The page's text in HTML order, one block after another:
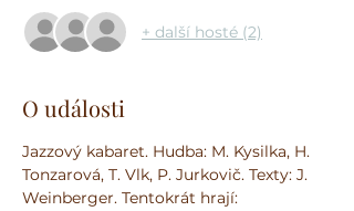
+ další hosté (2)
O události
Jazzový kabaret. Hudba: M. Kysilka, H.
Tonzarová, T. Vlk, P. Jurkovič. Texty: J.
Weinberger. Tentokrát hrají: